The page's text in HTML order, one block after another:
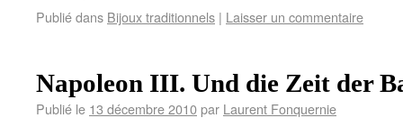
Publié dans Bijoux traditionnels | Laisser un commentaire
Napoleon III. Und die Zeit der
Publié le 13 décembre 2010par Laurent Fonquernie